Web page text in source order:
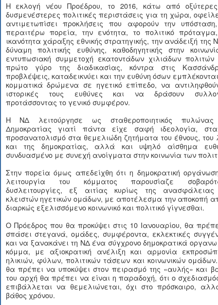
Η εκλογή νέου Προέδρου, το 2016, κάτω από
δυσμενέστερες πολιτικές περιστάσεις για τη χώρα,
αντιμετωπίσει προκλήσεις που αφορούν την
περαιτέρω πορεία, την ενότητα, το πολιτικό
ικανότητα χάραξης εθνικής στρατηγικής, την ανάδειξή της
δύναμη πολιτικής ευθύνης, καθοδηγητικής στην
εντυπωσιακή συμμετοχή εκατοντάδων χιλιάδων πολιτών
πρώτο γύρο της διαδικασίας, κόντρα στις
προβλέψεις, καταδεικνύει και την ευθύνη όσων
κομματικά δρώμενα σε ηγετικό επίπεδο, να
ιστορικές τους ευθύνες και να δράσουν
προτάσσοντας το γενικό συμφέρον.
Η ΝΔ λειτούργησε ως σταθεροποιητικός
Δημοκρατίας γιατί πάντα είχε σαφή ιδεολογία,
προσανατολισμό στα θεμελιώδη ζητήματα του έθνους, του
και της δημοκρατίας, αλλά και υψηλό αίσθημα
συνδυασμένο με συνεχή ανοίγματα στην κοινωνία των
Στην πορεία όμως απεδείχθη ότι η δημοκρατική
λειτουργία του κόμματος παρουσίαζε
δυσλειτουργίες, εξ αιτίας κυρίως της
κλειστών ηγετικών ομάδων, με αποτέλεσμα την αποκοπή
διαρκώς εξελισσόμενο κοινωνικό και πολιτικό γίγνεσθαι.
Ο Πρόεδρος που θα προκύψει στις 10 Ιανουαρίου, θα
σπάσει στεγανά, ομάδες, συμφέροντα, εκλεκτικές
και να ξανακάνει τη ΝΔ ένα σύγχρονο δημοκρατικά
κόμμα, με αξιοκρατική ανέλιξη και αρμονία
ηλικιών, φύλων, πολιτικών τάσεων και κοινωνικών
θα πρέπει να υποκύψει στον πειρασμό της «αυλής» και
του αρχή θα πρέπει να είναι η παραδοχή, ότι ο
επιβάλλεται να θεμελιώνεται, όχι στο πρόσκαιρο,
βάθος χρόνου.